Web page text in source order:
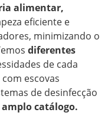
alimentar,
eficiente e
minimizando o
diferentes
de cada
escovas
de desinfecção
amplo catálogo.